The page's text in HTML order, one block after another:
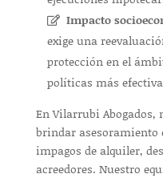
Impacto
exige una
protección en el
políticas más
En Vilarrubi Abogados,
brindar asesoramiento
impagos de alquiler,
acreedores. Nuestro